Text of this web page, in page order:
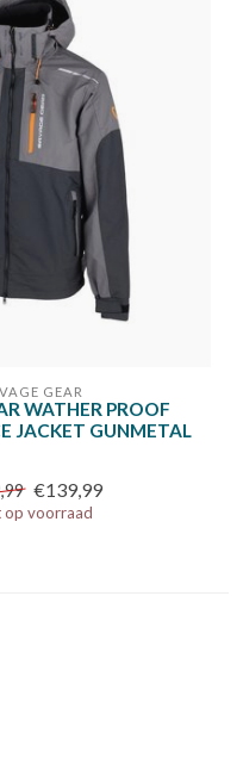
GEAR
WATHER PROOF
JACKET GUNMETAL
€139,99
op voorraad